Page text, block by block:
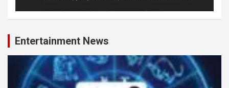
Entertainment News